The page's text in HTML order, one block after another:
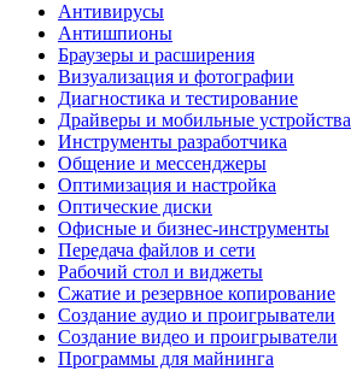
Антивирусы
Антишпионы
Браузеры и расширения
Визуализация и фотографии
Диагностика и тестирование
Драйверы и мобильные устройства
Инструменты разработчика
Общение и мессенджеры
Оптимизация и настройка
Оптические диски
Офисные и бизнес-инструменты
Передача файлов и сети
Рабочий стол и виджеты
Сжатие и резервное копирование
Создание аудио и проигрыватели
Создание видео и проигрыватели
Программы для майнинга